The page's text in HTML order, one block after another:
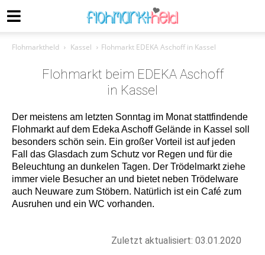
Flohmarktheld Kassel Flohmarkt EDEKA Aschoff in Kassel
Flohmarkt beim EDEKA Aschoff
in Kassel
Der meistens am letzten Sonntag im Monat stattfindende
Flohmarkt auf dem Edeka Aschoff Gelände in Kassel soll
besonders schön sein. Ein großer Vorteil ist auf jeden
Fall das Glasdach zum Schutz vor Regen und für die
Beleuchtung an dunkelen Tagen. Der Trödelmarkt ziehe
immer viele Besucher an und bietet neben Trödelware
auch Neuware zum Stöbern. Natürlich ist ein Café zum
Ausruhen und ein WC vorhanden.
Zuletzt aktualisiert: 03.01.2020